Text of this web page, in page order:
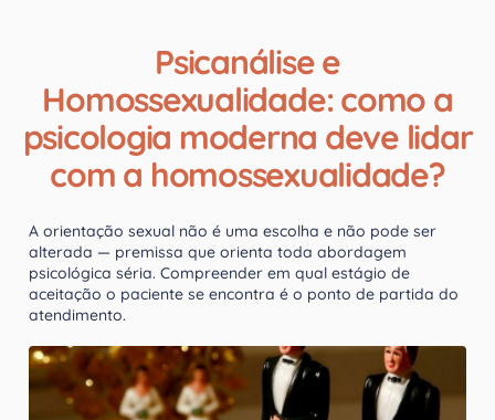
Psicanálise e
Homossexualidade: como a
psicologia moderna deve lidar
com a homossexualidade?
A orientação sexual não é uma escolha e não pode ser
alterada — premissa que orienta toda abordagem
psicológica séria. Compreender em qual estágio de
aceitação o paciente se encontra é o ponto de partida do
atendimento.